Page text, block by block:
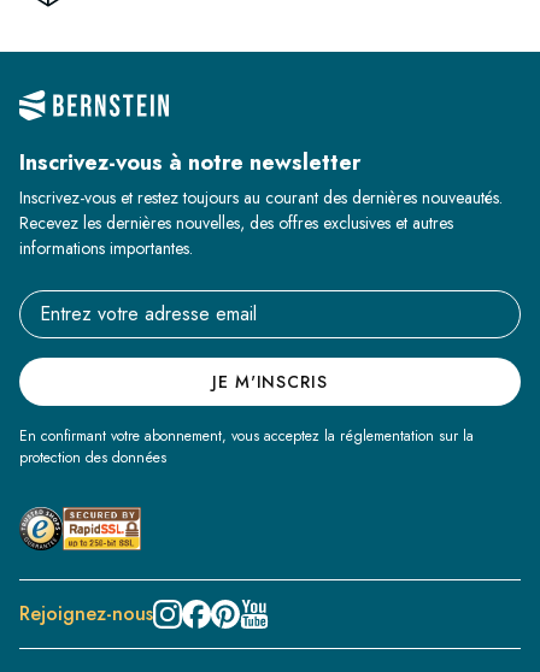
Inscrivez-vous à notre newsletter
Inscrivez-vous et restez toujours au courant des dernières nouveautés.
Recevez les dernières nouvelles, des offres exclusives et autres
informations importantes.
Email address
JE M'INSCRIS
En confirmant votre abonnement, vous acceptez la réglementation sur la
protection des données
Rejoignez-nous